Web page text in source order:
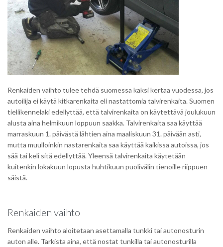
Renkaiden vaihto tulee tehdä suomessa kaksi kertaa vuodessa, jos
autoilija ei käytä kitkarenkaita eli nastattomia talvirenkaita. Suomen
tieliikennelaki edellyttää, että talvirenkaita on käytettävä joulukuun
alusta aina helmikuun loppuun saakka. Talvirenkaita saa käyttää
marraskuun 1. päivästä lähtien aina maaliskuun 31. päivään asti,
mutta muulloinkin nastarenkaita saa käyttää kaikissa autoissa, jos
sää tai keli sitä edellyttää. Yleensä talvirenkaita käytetään
kuitenkin lokakuun lopusta huhtikuun puolivälin tienoille riippuen
säistä.
Renkaiden vaihto
Renkaiden vaihto aloitetaan asettamalla tunkki tai autonosturin
auton alle. Tarkista aina, että nostat tunkilla tai autonosturilla